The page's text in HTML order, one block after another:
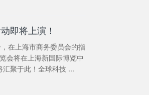
即将上演！
在上海市商务委员会的指
会将在上海新国际博览中
聚于此！全球科技 ...